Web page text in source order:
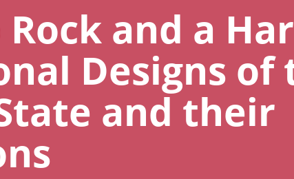
and a
Designs of
and their